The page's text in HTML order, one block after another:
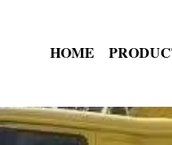
HOME